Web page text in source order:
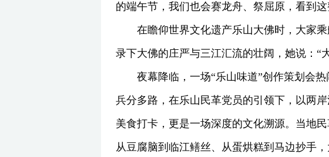
的端午节，我们也会赛龙舟、祭屈原，看到
在瞻仰世界文化遗产乐山大佛时，大家
录下大佛的庄严与三江汇流的壮阔，她说：“
夜幕降临，一场“乐山味道”创作策划会
兵分多路，在乐山民革党员的引领下，以两
美食打卡，更是一场深度的文化溯源。当地
从豆腐脑到临江鳝丝、从蛋烘糕到马边抄手